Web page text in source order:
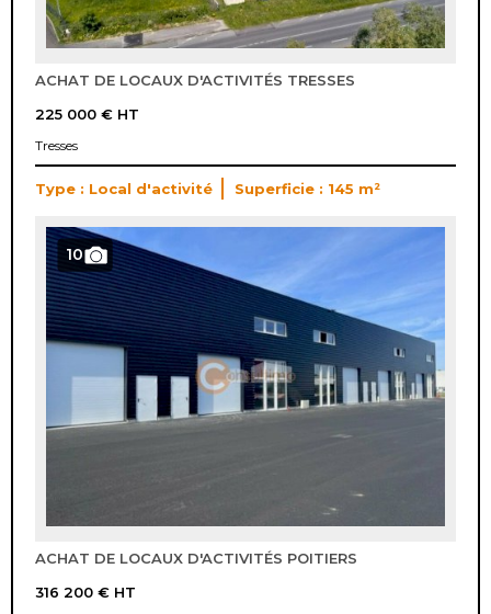
ACHAT DE LOCAUX D'ACTIVITÉS TRESSES
225 000 € HT
Tresses
Type : Local d'activité Superficie : 145 m²
10
ACHAT DE LOCAUX D'ACTIVITÉS POITIERS
316 200 € HT